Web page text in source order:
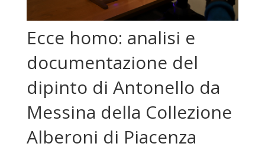
Ecce homo: analisi e
documentazione del
dipinto di Antonello da
Messina della Collezione
Alberoni di Piacenza